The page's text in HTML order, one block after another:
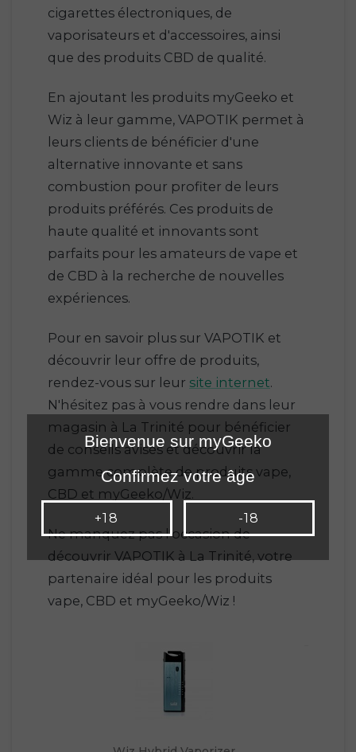
cigarettes électroniques, de
vaporisateurs et d'accessoires, ainsi
que des produits CBD de qualité.
En ajoutant les produits myGeeko et
Wiz à leur gamme, VAPOTIK permet à
leurs clients de bénéficier d'une
alternative innovante et sans
combustion pour profiter de leurs
produits préférés. Ces produits de
haute qualité et innovants sont
parfaits pour les amateurs de vape et
de CBD à la recherche de nouvelles
expériences.
Pour en savoir plus sur VAPOTIK et
découvrir leur offre de produits,
rendez-vous sur leur site internet.
N'hésitez pas à vous rendre dans leur
magasin à La Trinité pour bénéficier
de conseils avisés et découvrir la
gamme complète de produits vape,
CBD et myGeeko/Wiz.
Ne manquez pas l'occasion de
découvrir VAPOTIK à La Trinité, votre
partenaire idéal pour les produits
vape, CBD et myGeeko/Wiz !
Bienvenue sur myGeeko
Confirmez votre âge
+18 -18